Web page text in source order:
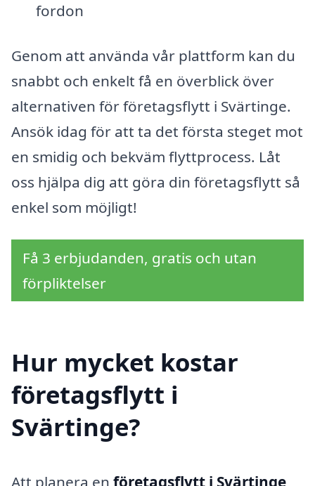
fordon
Genom att använda vår plattform kan du
snabbt och enkelt få en överblick över
alternativen för företagsflytt i Svärtinge.
Ansök idag för att ta det första steget mot
en smidig och bekväm flyttprocess. Låt
oss hjälpa dig att göra din företagsflytt så
enkel som möjligt!
Få 3 erbjudanden, gratis och utan
förpliktelser
Hur mycket kostar
företagsflytt i
Svärtinge?
Att planera en företagsflytt i Svärtinge